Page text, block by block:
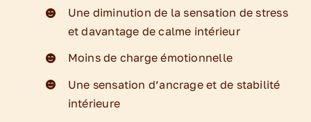
Une diminution de la sensation de stress
et davantage de calme intérieur
Moins de charge émotionnelle
Une sensation d’ancrage et de stabilité
intérieure